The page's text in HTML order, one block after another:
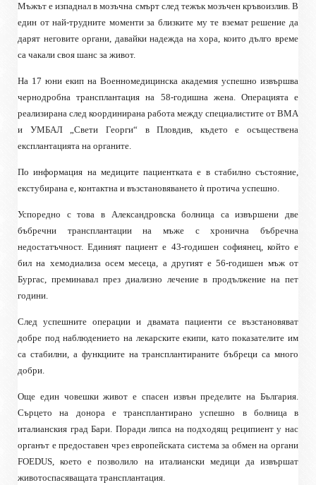
Мъжът е изпаднал в мозъчна смърт след тежък мозъчен кръвоизлив. В
един от най-трудните моменти за близките му те вземат решение да
дарят неговите органи, давайки надежда на хора, които дълго време
са чакали своя шанс за живот.
На 17 юни екип на Военномедицинска академия успешно извършва
чернодробна трансплантация на 58-годишна жена. Операцията е
реализирана след координирана работа между специалистите от ВМА
и УМБАЛ „Свети Георги“ в Пловдив, където е осъществена
експлантацията на органите.
По информация на медиците пациентката е в стабилно състояние,
екстубирана е, контактна и възстановяването ѝ протича успешно.
Успоредно с това в Александровска болница са извършени две
бъбречни трансплантации на мъже с хронична бъбречна
недостатъчност. Единият пациент е 43-годишен софиянец, който е
бил на хемодиализа осем месеца, а другият е 56-годишен мъж от
Бургас, преминавал през диализно лечение в продължение на пет
години.
След успешните операции и двамата пациенти се възстановяват
добре под наблюдението на лекарските екипи, като показателите им
са стабилни, а функциите на трансплантираните бъбреци са много
добри.
Още един човешки живот е спасен извън пределите на България.
Сърцето на донора е трансплантирано успешно в болница в
италианския град Бари. Поради липса на подходящ реципиент у нас
органът е предоставен чрез европейската система за обмен на органи
FOEDUS, което е позволило на италиански медици да извършат
животоспасяващата трансплантация.